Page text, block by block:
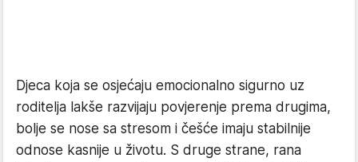
Djeca koja se osjećaju emocionalno sigurno uz
roditelja lakše razvijaju povjerenje prema drugima,
bolje se nose sa stresom i češće imaju stabilnije
odnose kasnije u životu. S druge strane, rana